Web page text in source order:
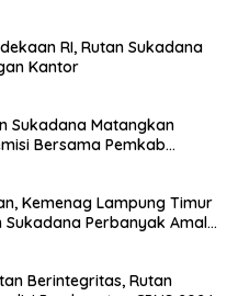
RI, Rutan Sukadana
Kantor
Sukadana Matangkan
Bersama Pemkab
Kemenag Lampung Timur
Perbanyak Amal
Berintegritas, Rutan